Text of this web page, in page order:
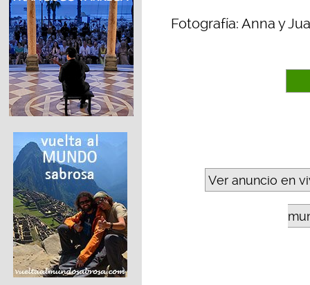
Fotografía: Anna y
Ver anuncio en